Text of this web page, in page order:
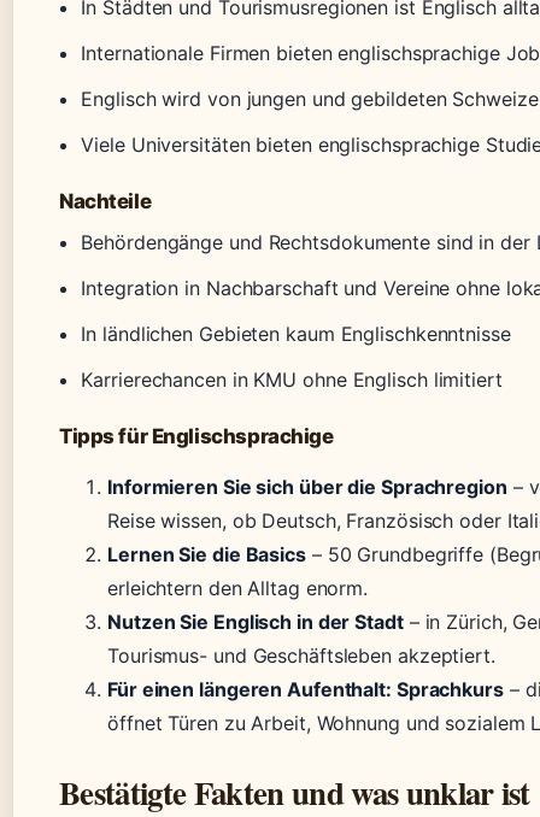
In Städten und Tourismusregionen ist Englisch
Internationale Firmen bieten englischsprachige
Englisch wird von jungen und gebildeten
Viele Universitäten bieten englischsprachige
Nachteile
Behördengänge und Rechtsdokumente sind in der
Integration in Nachbarschaft und Vereine ohne
In ländlichen Gebieten kaum Englischkenntnisse
Karrierechancen in KMU ohne Englisch limitiert
Tipps für Englischsprachige
Informieren Sie sich über die Sprachregion –
Reise wissen, ob Deutsch, Französisch oder
Lernen Sie die Basics– 50 Grundbegriffe
erleichtern den Alltag enorm.
Nutzen Sie Englisch in der Stadt– in Zürich,
Tourismus- und Geschäftsleben akzeptiert.
Für einen längeren Aufenthalt: Sprachkurs–
öffnet Türen zu Arbeit, Wohnung und sozialem
Bestätigte Fakten und was unklar ist